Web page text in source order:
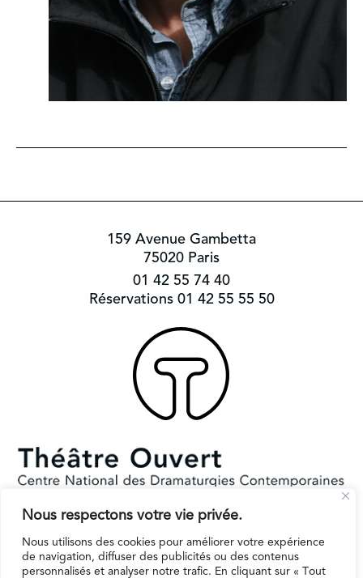
Nous respectons votre vie privée.
Nous utilisons des cookies pour améliorer votre expérience
de navigation, diffuser des publicités ou des contenus
personnalisés et analyser notre trafic. En cliquant sur « Tout
159 Avenue Gambetta
75020 Paris
01 42 55 74 40
Réservations 01 42 55 55 50
Subventionné par le Ministère de la Culture et la Ville de Paris.
Il reçoit le soutien de la région Ile-de-France pour l’EPAT